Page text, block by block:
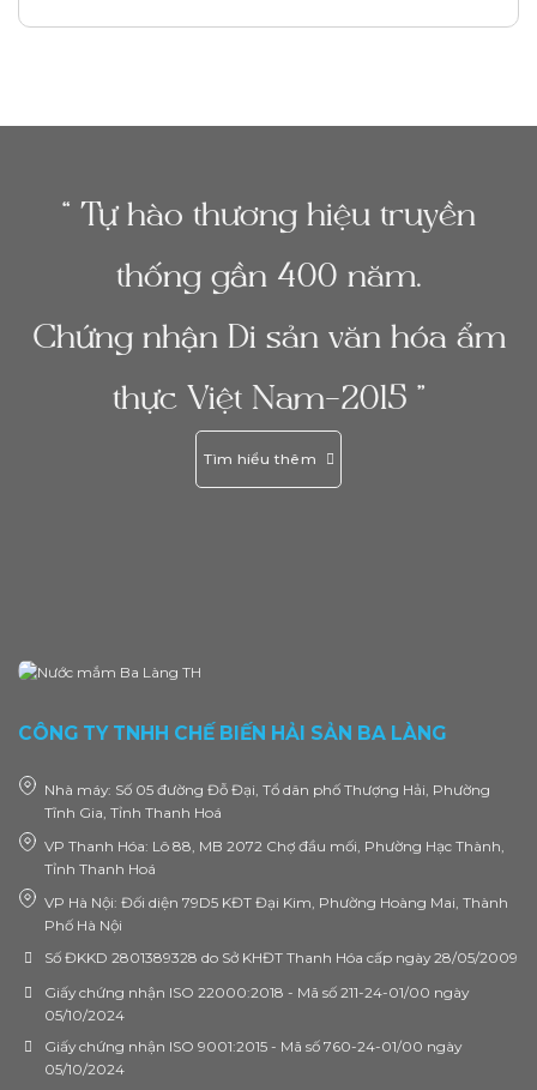
“ Tự hào thương hiệu truyền
thống gần 400 năm.
Chứng nhận Di sản văn hóa ẩm
thực Việt Nam-2015 ”
Tìm hiểu thêm
CÔNG TY TNHH CHẾ BIẾN HẢI SẢN BA LÀNG
Nhà máy: Số 05 đường Đỗ Đại, Tổ dân phố Thượng Hải, Phường
Tĩnh Gia, Tỉnh Thanh Hoá
VP Thanh Hóa: Lô 88, MB 2072 Chợ đầu mối, Phường Hạc Thành,
Tỉnh Thanh Hoá
VP Hà Nội: Đối diện 79D5 KĐT Đại Kim, Phường Hoàng Mai, Thành
Phố Hà Nội
Số ĐKKD 2801389328 do Sở KHĐT Thanh Hóa cấp ngày 28/05/2009
Giấy chứng nhận ISO 22000:2018 - Mã số 211-24-01/00 ngày
05/10/2024
Giấy chứng nhận ISO 9001:2015 - Mã số 760-24-01/00 ngày
05/10/2024